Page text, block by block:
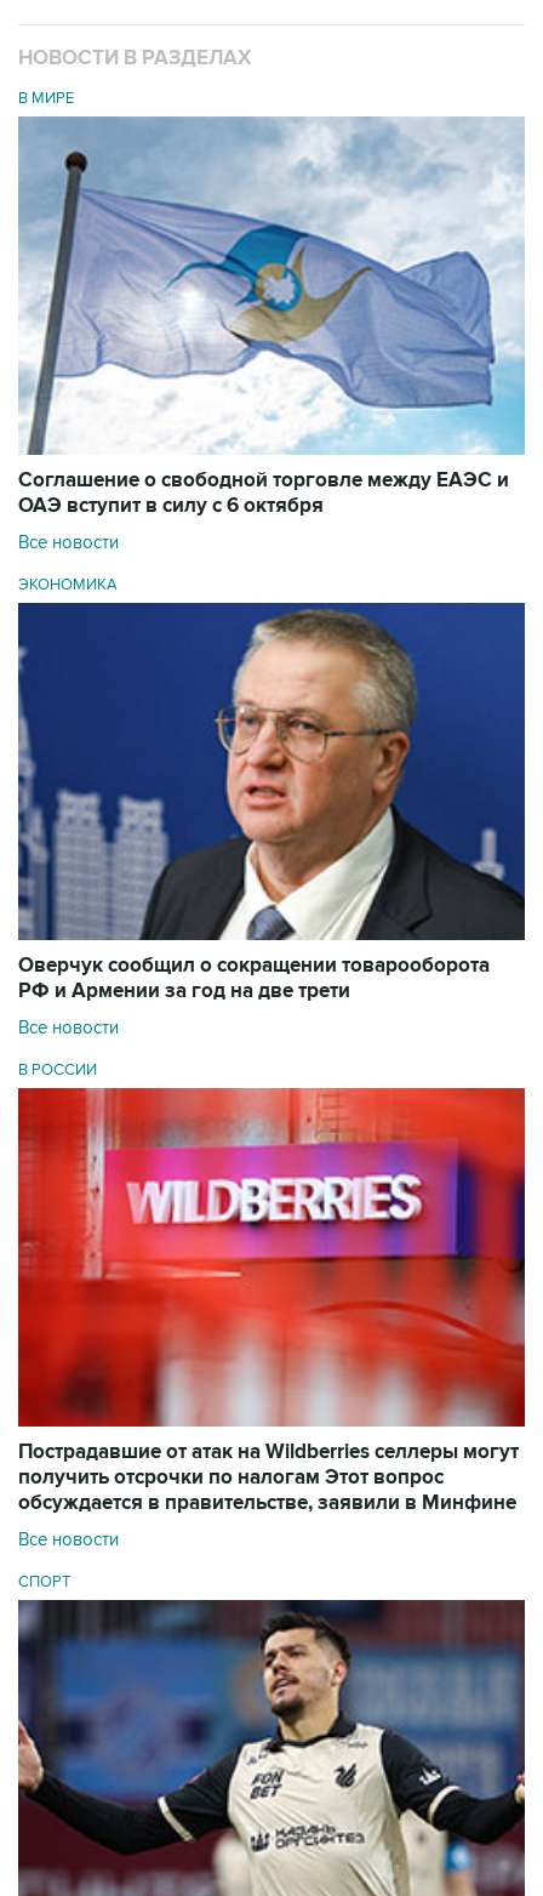
НОВОСТИ В РАЗДЕЛАХ
В МИРЕ
Соглашение о свободной торговле между ЕАЭС и
ОАЭ вступит в силу с 6 октября
Все новости
ЭКОНОМИКА
Оверчук сообщил о сокращении товарооборота
РФ и Армении за год на две трети
Все новости
В РОССИИ
Пострадавшие от атак на Wildberries селлеры могут
получить отсрочки по налогам Этот вопрос
обсуждается в правительстве, заявили в Минфине
Все новости
СПОРТ